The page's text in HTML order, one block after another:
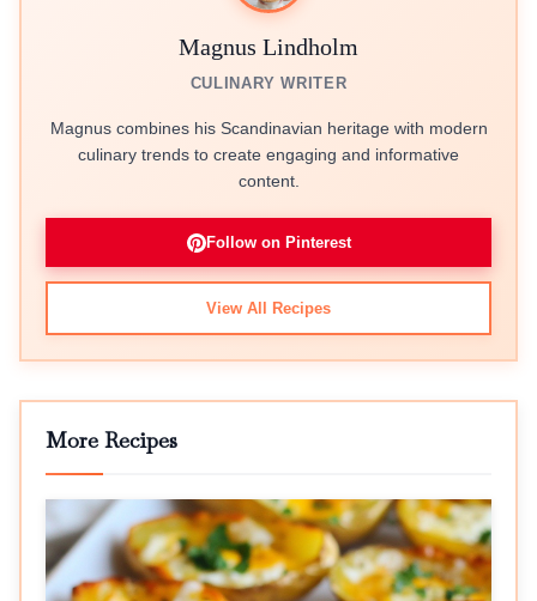
Magnus Lindholm
CULINARY WRITER
Magnus combines his Scandinavian heritage with modern
culinary trends to create engaging and informative
content.
Follow on Pinterest
View All Recipes
More Recipes